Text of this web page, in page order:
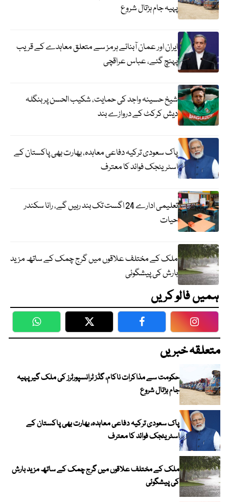
پہیہ جام ہڑتال شروع
ایران اور عمان آبنائے ہرمز سے متعلق معاہدے کے قریب
پہنچ گئے، عباس عراقچی
شیخ حسینہ واجد کی حمایت، شکیب الحسن پر بنگلہ
دیش کرکٹ کے دروازے بند
پاک سعودی ترکیہ دفاعی معاہدہ، بھارت بھی پاکستان کے
اسٹریٹجک فوائد کا معترف
تعلیمی ادارے 24 اگست تک بند رہیں گے، رانا سکندر
حیات
ملک کے مختلف علاقوں میں گرج چمک کے ساتھ مزید
بارش کی پیشگوئی
ہمیں فالو کریں
WhatsApp Twitter Facebook
متعلقہ خبریں
حکومت سے مذاکرات ناکام، گڈز ٹرانسپورٹرز کی ملک گیر پہیہ
جام ہڑتال شروع
پاک سعودی ترکیہ دفاعی معاہدہ، بھارت بھی پاکستان کے
اسٹریٹجک فوائد کا معترف
ملک کے مختلف علاقوں میں گرج چمک کے ساتھ مزید بارش
کی پیشگوئی